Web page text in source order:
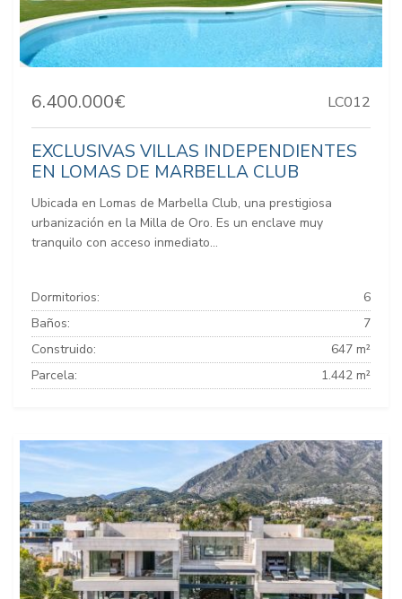
6.400.000€ LC012
EXCLUSIVAS VILLAS INDEPENDIENTES
EN LOMAS DE MARBELLA CLUB
Ubicada en Lomas de Marbella Club, una prestigiosa
urbanización en la Milla de Oro. Es un enclave muy
tranquilo con acceso inmediato...
Dormitorios:
6
Baños:
7
Construido:
647 m²
Parcela:
1.442 m²